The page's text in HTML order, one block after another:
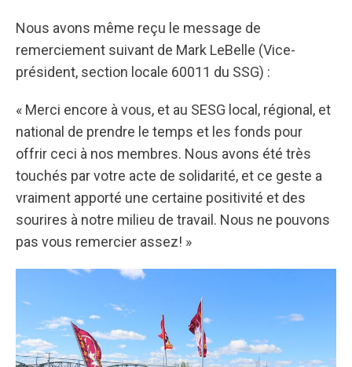
Nous avons même reçu le message de
remerciement suivant de Mark LeBelle (Vice-
président, section locale 60011 du SSG) :
« Merci encore à vous, et au SESG local, régional, et
national de prendre le temps et les fonds pour
offrir ceci à nos membres. Nous avons été très
touchés par votre acte de solidarité, et ce geste a
vraiment apporté une certaine positivité et des
sourires à notre milieu de travail. Nous ne pouvons
pas vous remercier assez! »